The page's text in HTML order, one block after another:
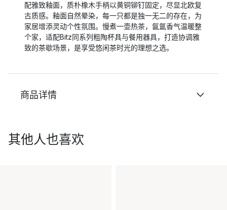
配雅致釉面，质朴橡木手柄以黄铜铆钉固定，尽显北欧复
古质感。釉面自然晕染，每一只都是独一无二的存在，为
家居增添灵动个性氛围。慢煮一壶热茶，氤氲香气温暖整
个家，适配Bitz同系列粗陶杯具与餐用器具，打造协调雅
致的茶歇场景，是享受悠闲茶时光的理想之选。
商品详情
其他人也喜欢